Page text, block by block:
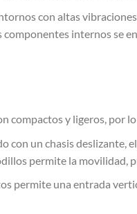
con altas
internos se
compactos y ligeros, por
con un chasis deslizante,
permite la movilidad,
permite una entrada